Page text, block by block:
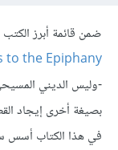
ضمن قائمة أبرز
to the Epiphany
-وليس الديني
بصيغة أخرى إيجاد